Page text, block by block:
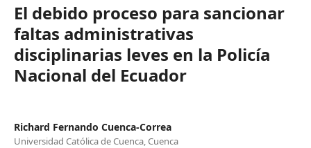
El debido proceso para sancionar
faltas administrativas
disciplinarias leves en la Policía
Nacional del Ecuador
Richard Fernando Cuenca-Correa
Universidad Católica de Cuenca, Cuenca